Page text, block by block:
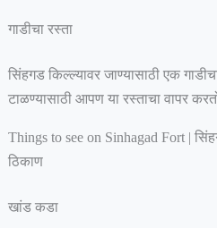
गाडीचा रस्ता
सिंहगड किल्ल्यावर जाण्यासाठी एक
टाळण्यासाठी आपण या रस्ताचा वापर
Things to see on Sinhagad Fort |
ठिकाण
खांड कडा